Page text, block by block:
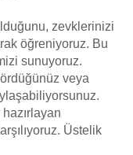
zevklerinizi
öğreniyoruz. Bu
sunuyoruz.
veya
Üstelik